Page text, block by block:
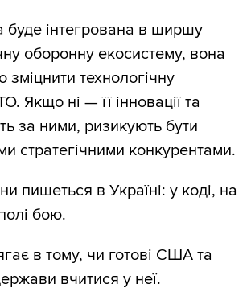
буде інтегрована в ширшу
оборонну екосистему, вона
технологічну
Якщо ні — її інновації та
за ними, ризикують бути
стратегічними конкурентами.
пишеться в Україні: у коді, на
бою.
в тому, чи готові США та
вчитися у неї.